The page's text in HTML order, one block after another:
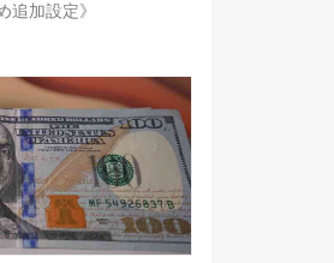
追加設定》